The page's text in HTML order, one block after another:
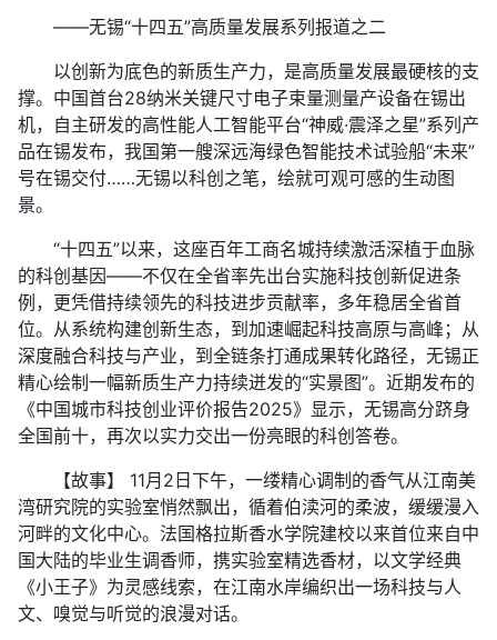
——无锡“十四五”高质量发展系列报道之二
以创新为底色的新质生产力，是高质量发展最硬核的支
撑。中国首台28纳米关键尺寸电子束量测量产设备在锡出
机，自主研发的高性能人工智能平台“神威·震泽之星”系列产
品在锡发布，我国第一艘深远海绿色智能技术试验船“未来”
号在锡交付……无锡以科创之笔，绘就可观可感的生动图
景。
“十四五”以来，这座百年工商名城持续激活深植于血脉
的科创基因——不仅在全省率先出台实施科技创新促进条
例，更凭借持续领先的科技进步贡献率，多年稳居全省首
位。从系统构建创新生态，到加速崛起科技高原与高峰；从
深度融合科技与产业，到全链条打通成果转化路径，无锡正
精心绘制一幅新质生产力持续迸发的“实景图”。近期发布的
《中国城市科技创业评价报告2025》显示，无锡高分跻身
全国前十，再次以实力交出一份亮眼的科创答卷。
【故事】 11月2日下午，一缕精心调制的香气从江南美
湾研究院的实验室悄然飘出，循着伯渎河的柔波，缓缓漫入
河畔的文化中心。法国格拉斯香水学院建校以来首位来自中
国大陆的毕业生调香师，携实验室精选香材，以文学经典
《小王子》为灵感线索，在江南水岸编织出一场科技与人
文、嗅觉与听觉的浪漫对话。